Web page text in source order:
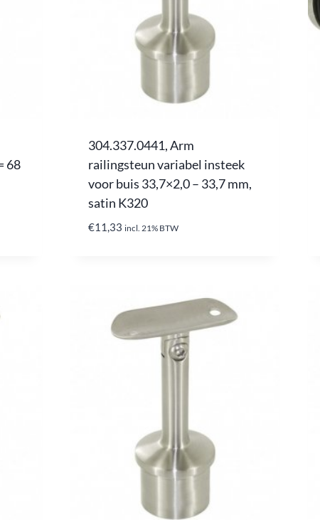
68
304.337.0441, Arm
railingsteun variabel insteek
voor buis 33,7×2,0 – 33,7 mm,
satin K320
€11,33 incl. 21% BTW